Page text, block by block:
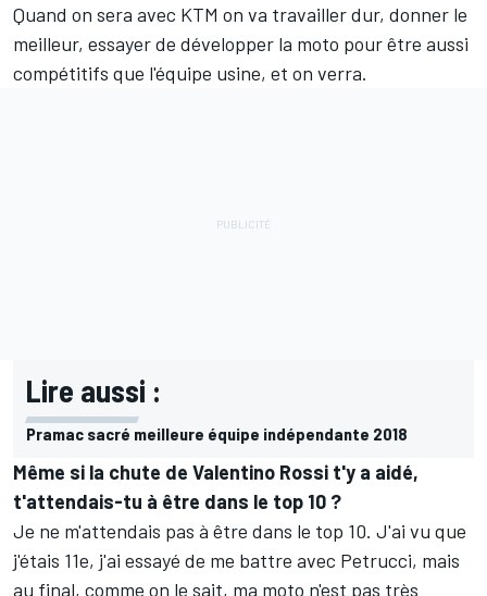
Quand on sera avec KTM on va travailler dur, donner le
meilleur, essayer de développer la moto pour être aussi
compétitifs que l'équipe usine, et on verra.
Lire aussi :
Pramac sacré meilleure équipe indépendante 2018
Même si la chute de Valentino Rossi t'y a aidé,
t'attendais-tu à être dans le top 10 ?
Je ne m'attendais pas à être dans le top 10. J'ai vu que
j'étais 11e, j'ai essayé de me battre avec Petrucci, mais
au final, comme on le sait, ma moto n'est pas très